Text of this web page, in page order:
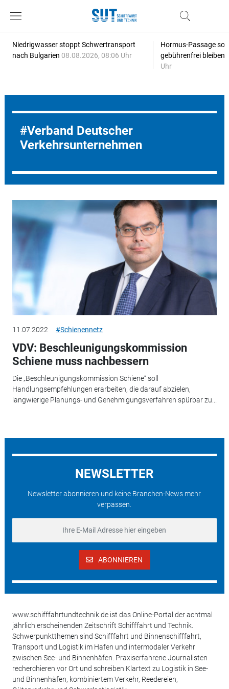
Niedrigwasser stoppt Schwertransport
nach Bulgarien 08.08.2026, 08:06 Uhr
Hormus-Passage
gebührenfrei bleiben
Uhr
Verband Deutscher
Verkehrsunternehmen
11.07.2022 #Schienennetz
VDV: Beschleunigungskommission
Schiene muss nachbessern
Die „Beschleunigungskommission Schiene“ soll
Handlungsempfehlungen erarbeiten, die darauf abzielen,
langwierige Planungs- und Genehmigungsverfahren spürbar zu...
NEWSLETTER
Newsletter abonnieren und keine Branchen-News mehr
verpassen.
ABONNIEREN
www.schifffahrtundtechnik.de ist das Online-Portal der achtmal
jährlich erscheinenden Zeitschrift Schifffahrt und Technik.
Schwerpunktthemen sind Schifffahrt und Binnenschifffahrt,
Transport und Logistik im Hafen und intermodaler Verkehr
zwischen See- und Binnenhäfen. Praxiserfahrene Journalisten
recherchieren vor Ort und schreiben Klartext zu Logistik in See-
und Binnenhäfen, kombiniertem Verkehr, Reedereien,